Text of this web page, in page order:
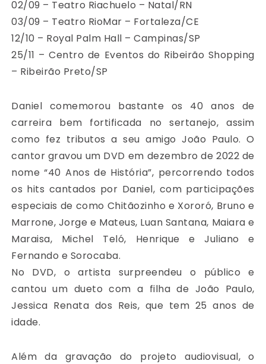
02/09 – Teatro Riachuelo – Natal/RN
03/09 – Teatro RioMar – Fortaleza/CE
12/10 – Royal Palm Hall – Campinas/SP
25/11 – Centro de Eventos do Ribeirão Shopping
– Ribeirão Preto/SP
Daniel comemorou bastante os 40 anos de
carreira bem fortificada no sertanejo, assim
como fez tributos a seu amigo João Paulo. O
cantor gravou um DVD em dezembro de 2022 de
nome “40 Anos de História”, percorrendo todos
os hits cantados por Daniel, com participações
especiais de como Chitãozinho e Xororó, Bruno e
Marrone, Jorge e Mateus, Luan Santana, Maiara e
Maraisa, Michel Teló, Henrique e Juliano e
Fernando e Sorocaba.
No DVD, o artista surpreendeu o público e
cantou um dueto com a filha de João Paulo,
Jessica Renata dos Reis, que tem 25 anos de
idade.
Além da gravação do projeto audiovisual, o